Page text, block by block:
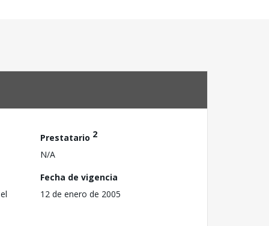
Prestatario 2
N/A
Fecha de vigencia
12 de enero de 2005